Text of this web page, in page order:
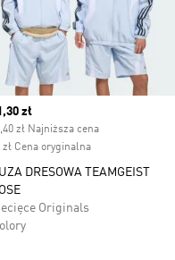
price
zł
zł Najniższa cena
zł Cena oryginalna
DRESOWA TEAMGEIST
Originals